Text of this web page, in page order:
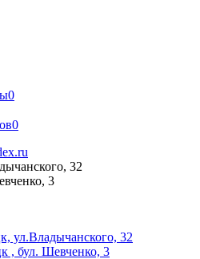
0
0
32
3
ул.Владычанского, 32
, бул. Шевченко, 3